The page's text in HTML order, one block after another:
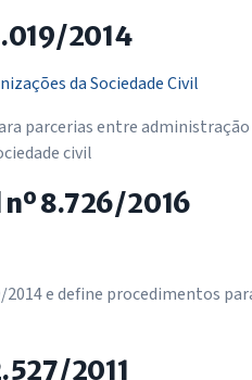
2014
da Sociedade Civil
parcerias entre administração
civil
8.726/2016
2014 e define procedimentos
2011